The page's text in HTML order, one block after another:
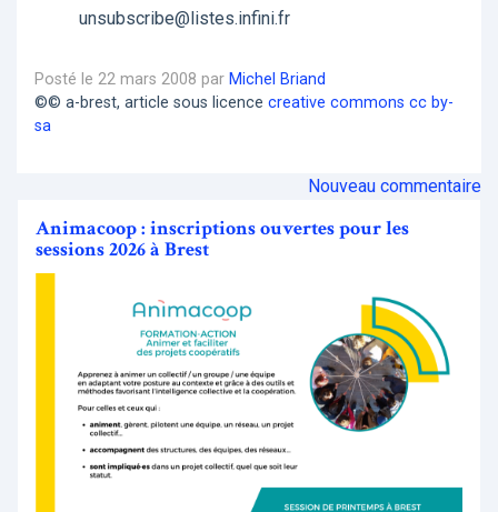
unsubscribe@listes.infini.fr
Posté le 22 mars 2008 par Michel Briand
©© a-brest, article sous licence creative commons cc by-
sa
Nouveau commentaire
Animacoop : inscriptions ouvertes pour les
sessions 2026 à Brest